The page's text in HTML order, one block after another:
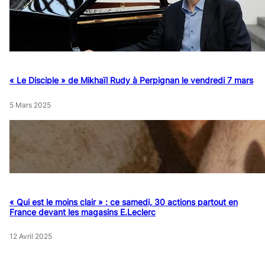
« Le Disciple » de Mikhaïl Rudy à Perpignan le vendredi 7 mars
5 Mars 2025
« Qui est le moins clair » : ce samedi, 30 actions partout en
France devant les magasins E.Leclerc
12 Avril 2025